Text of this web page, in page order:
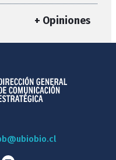
+ Opiniones